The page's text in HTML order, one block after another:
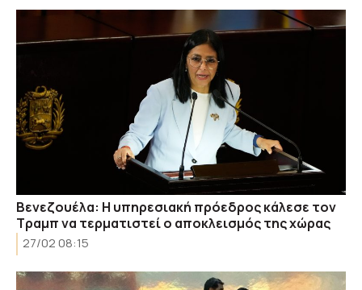
Βενεζουέλα: Η υπηρεσιακή πρόεδρος κάλεσε τον
Τραμπ να τερματιστεί ο αποκλεισμός της χώρας
27/02 08:15